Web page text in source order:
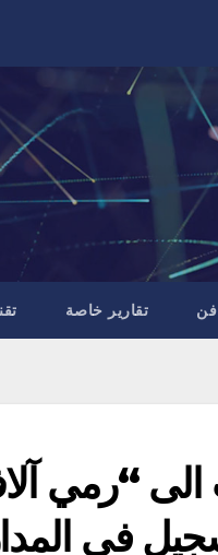
تقارير خاصة فن
“رمي
في